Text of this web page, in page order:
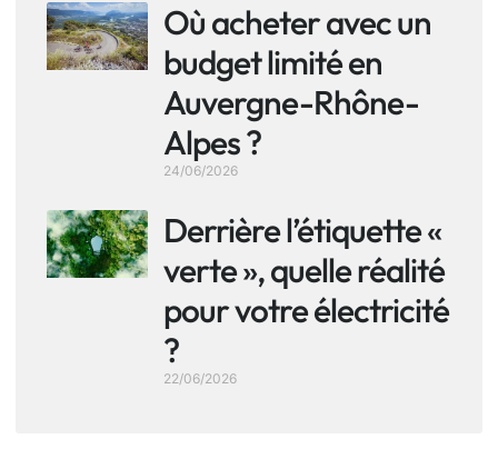
Où acheter avec un
budget limité en
Auvergne-Rhône-
Alpes ?
24/06/2026
Derrière l’étiquette «
verte », quelle réalité
pour votre électricité
?
22/06/2026